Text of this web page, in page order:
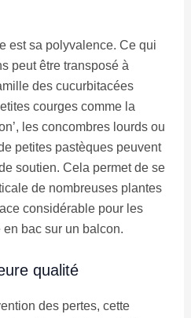
est sa polyvalence. Ce qui
peut être transposé à
des cucurbitacées
courges comme la
les concombres lourds ou
petites pastèques peuvent
soutien. Cela permet de se
de nombreuses plantes
considérable pour les
bac sur un balcon.
qualité
des pertes, cette